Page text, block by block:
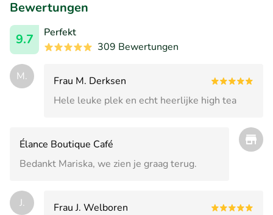
Bewertungen
9.7
Perfekt
309 Bewertungen
M.
Frau M. Derksen
Hele leuke plek en echt heerlijke high tea
Élance Boutique Café
Bedankt Mariska, we zien je graag terug.
J.
Frau J. Welboren